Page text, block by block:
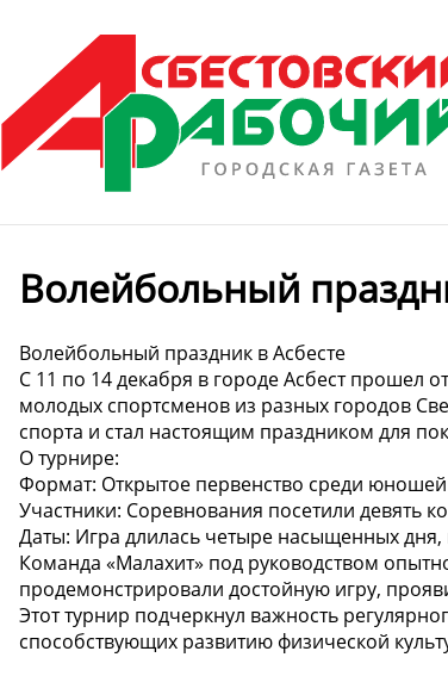
Волейбольный
Волейбольный праздник в Асбесте
С 11 по 14 декабря в городе Асбест прошел
молодых спортсменов из разных городов
спорта и стал настоящим праздником для
О турнире:
Формат: Открытое первенство среди
Участники: Соревнования посетили девять
Даты: Игра длилась четыре насыщенных
Команда «Малахит» под руководством
продемонстрировали достойную игру,
Этот турнир подчеркнул важность
способствующих развитию физической